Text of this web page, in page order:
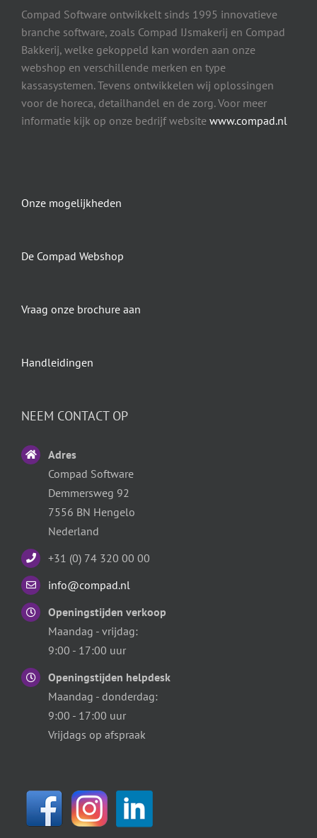
Compad Software ontwikkelt sinds 1995 innovatieve
branche software, zoals Compad IJsmakerij en Compad
Bakkerij, welke gekoppeld kan worden aan onze
webshop en verschillende merken en type
kassasystemen. Tevens ontwikkelen wij oplossingen
voor de horeca, detailhandel en de zorg. Voor meer
informatie kijk op onze bedrijf website www.compad.nl
Onze mogelijkheden
De Compad Webshop
Vraag onze brochure aan
Handleidingen
NEEM CONTACT OP
Adres
Compad Software
Demmersweg 92
7556 BN Hengelo
Nederland
+31 (0) 74 320 00 00
info@compad.nl
Openingstijden verkoop
Maandag - vrijdag:
9:00 - 17:00 uur
Openingstijden helpdesk
Maandag - donderdag:
9:00 - 17:00 uur
Vrijdags op afspraak